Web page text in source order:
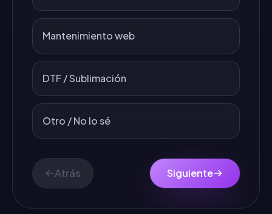
Mantenimiento web
DTF / Sublimación
Otro / No lo sé
Atrás Siguiente